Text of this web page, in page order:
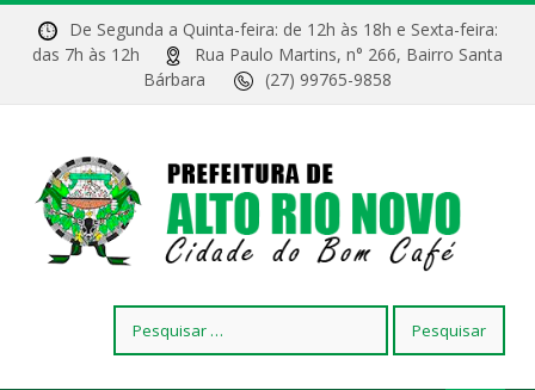
De Segunda a Quinta-feira: de 12h às 18h e Sexta-feira:
das 7h às 12h
Rua Paulo Martins, n° 266, Bairro Santa
Bárbara
(27) 99765-9858
por: